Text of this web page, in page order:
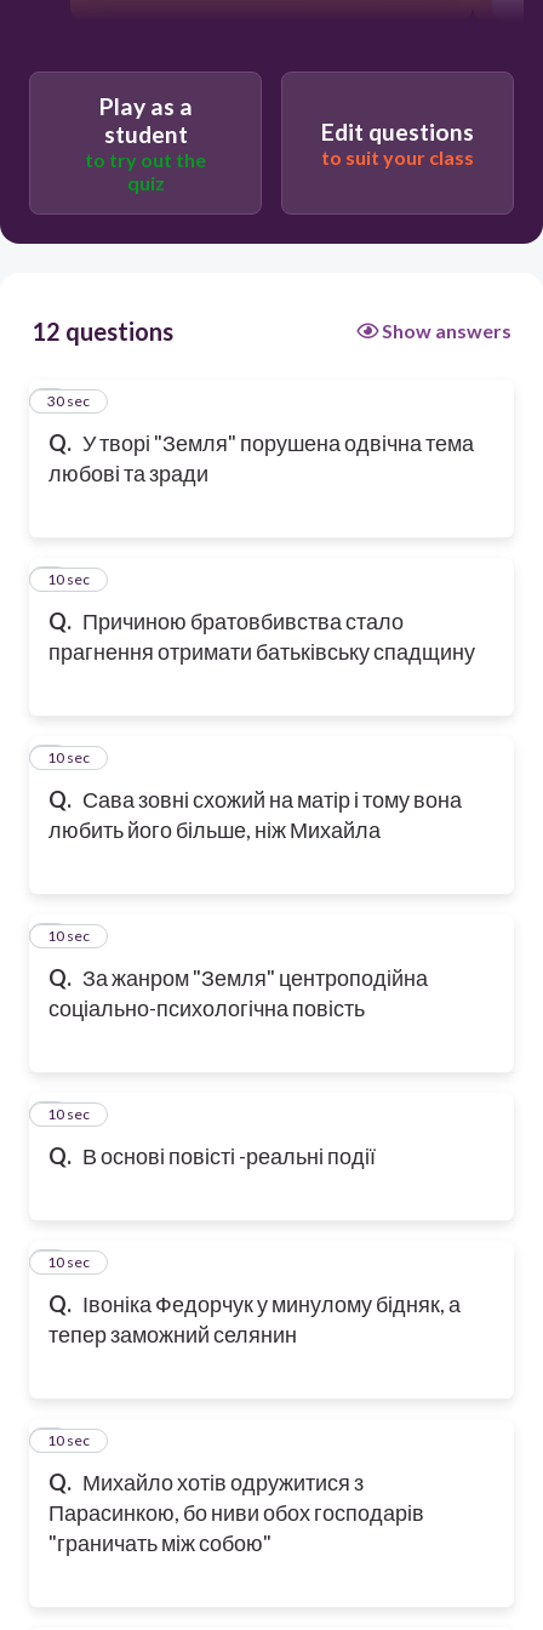
Play as a
student
to try out the
quiz
Edit questions
to suit your class
12 questions Show answers
Q. У творі "Земля" порушена одвічна тема
любові та зради
1
30 sec
Q. Причиною братовбивства стало
прагнення отримати батьківську спадщину
210 sec
Q. Сава зовні схожий на матір і тому вона
любить його більше, ніж Михайла
310 sec
Q. За жанром "Земля" центроподійна
соціально-психологічна повість
410 sec
Q. В основі повісті -реальні події
510 sec
Q. Івоніка Федорчук у минулому бідняк, а
тепер заможний селянин
610 sec
Q. Михайло хотів одружитися з
Парасинкою, бо ниви обох господарів
"граничать між собою"
710 sec